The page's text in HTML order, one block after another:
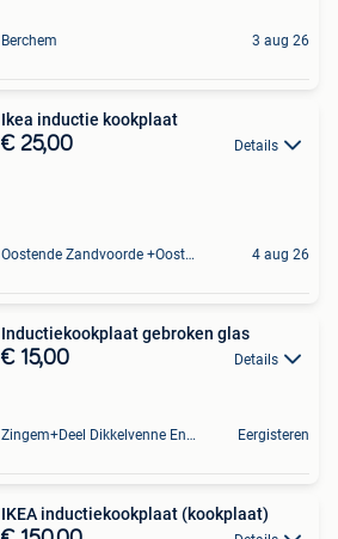
Berchem 3 aug 26
Ikea inductie kookplaat
€ 25,00 Details
Oostende Zandvoorde +Oostende 4 aug 26
Inductiekookplaat gebroken glas
€ 15,00 Details
Zingem+Deel Dikkelvenne En Nederzwalm-Hermelgem Eergisteren
IKEA inductiekookplaat (kookplaat)